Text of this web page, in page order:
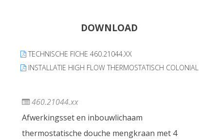
DOWNLOAD
TECHNISCHE FICHE 460.21044.XX
INSTALLATIE HIGH FLOW THERMOSTATISCH COLONIAL
460.21044.xx
Afwerkingsset en inbouwlichaam
thermostatische douche mengkraan met 4